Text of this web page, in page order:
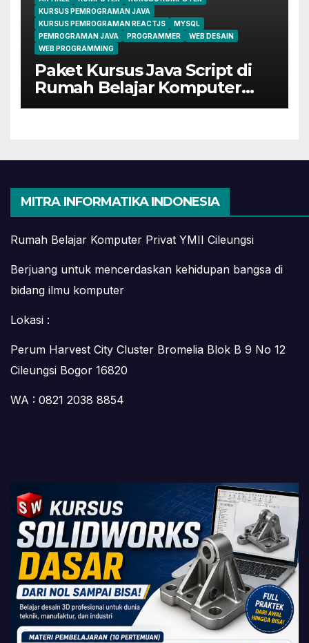
KURSUS PEMROGRAMAN JAVA
KURSUS PEMROGRAMAN REACTJS
MYSQL
PEMROGRAMAN JAVA
PROGRAMMER
WEB DESAIN
WEB PROGRAMMING
Paket Kursus Java Script di
Rumah Belajar Komputer
YMII Cileungsi
MITRA INFORMATIKA INDONESIA
Rumah Belajar Komputer Privat YMII Cileungsi
Berjuang untuk mencerdaskan kehidupan bangsa di
bidang ilmu komputer
Lokasi :
Perum Harvest City Cluster Bromelia Blok B 9 No 12
Cileungsi Bogor 16820
WA : 0821 2038 8854